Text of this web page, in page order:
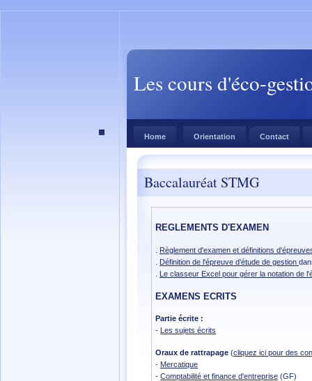
Les cours d'éco-
Home Orientation Contact
Baccalauréat STMG
REGLEMENTS D'EXAMEN
Règlement d'examen et définitions
Définition de l'épreuve d'étude de gestion
Le classeur Excel pour gérer la notation de
EXAMENS ECRITS
Partie écrite :
- Les sujets écrits
Oraux de rattrapage (cliquez ici pour des
- Mercatique
- Comptabilité et finance d'entreprise (GF)